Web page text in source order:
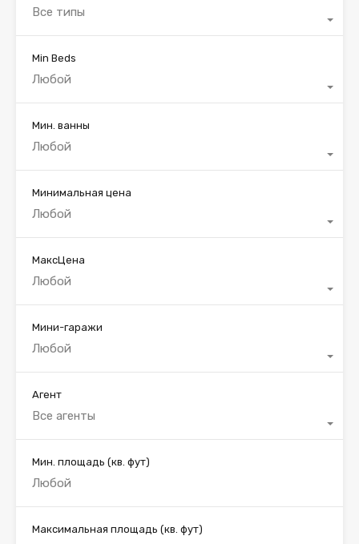
Все типы
Min Beds
Любой
Мин. ванны
Любой
Минимальная цена
Любой
МаксЦена
Любой
Мини-гаражи
Любой
Агент
Все агенты
Мин. площадь (кв. фут)
Максимальная площадь (кв. фут)